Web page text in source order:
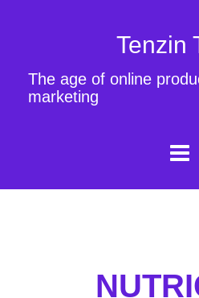
Tenzin
The age of online
marketing